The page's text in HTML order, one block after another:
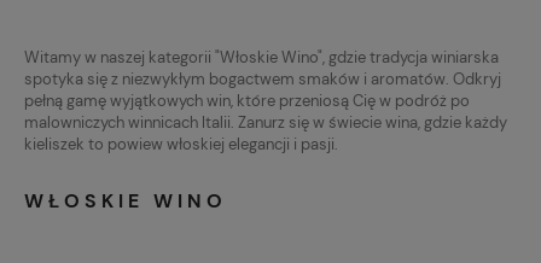
Witamy w naszej kategorii "Włoskie Wino", gdzie tradycja winiarska
spotyka się z niezwykłym bogactwem smaków i aromatów. Odkryj
pełną gamę wyjątkowych win, które przeniosą Cię w podróż po
malowniczych winnicach Italii. Zanurz się w świecie wina, gdzie każdy
kieliszek to powiew włoskiej elegancji i pasji.
WŁOSKIE WINO